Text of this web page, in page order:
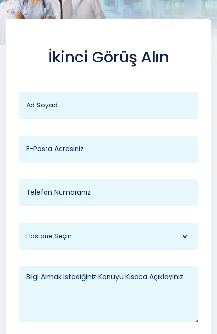
İkinci Görüş Alın
Hastane Seçin